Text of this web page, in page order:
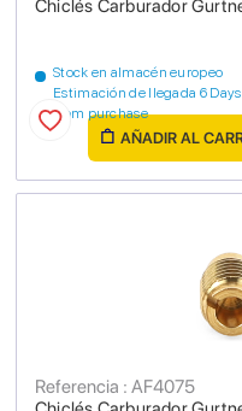
Chiclés Carburador
Stock en almacén europeo
Estimación de llegada 6 Days
from purchase
AÑADIR AL
Referencia : AF4075